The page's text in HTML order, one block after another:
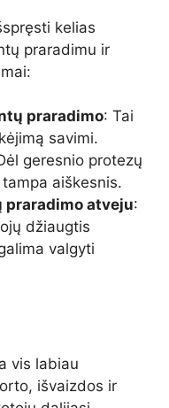
kelias
praradimu ir
praradimo: Tai
savimi.
geresnio protezų
aiškesnis.
praradimo atveju:
džiaugtis
valgyti
vis labiau
išvaizdos ir